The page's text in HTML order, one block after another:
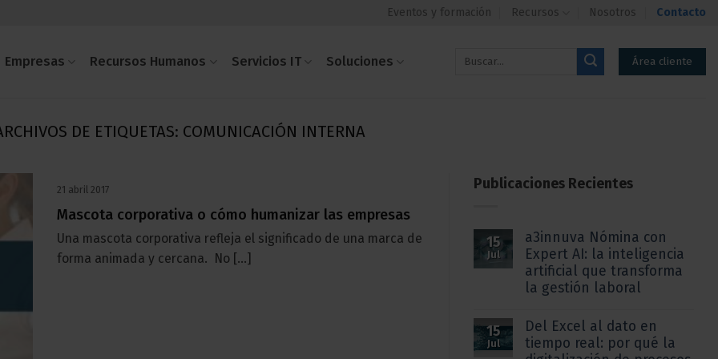
Eventos y formación Recursos Nosotros Contacto
Empresas Recursos Humanos Servicios IT Soluciones Área cliente
DE ETIQUETAS: COMUNICACIÓN INTERNA
Mascota corporativa o cómo humanizar las empresas
21 abril 2017
Una mascota corporativa refleja el significado de una marca de
forma animada y cercana. No [...]
Publicaciones Recientes
15
Jul
a3innuva Nómina con
Expert AI: la inteligencia
artificial que transforma
la gestión laboral
15
Jul
Del Excel al dato en
tiempo real: por qué la